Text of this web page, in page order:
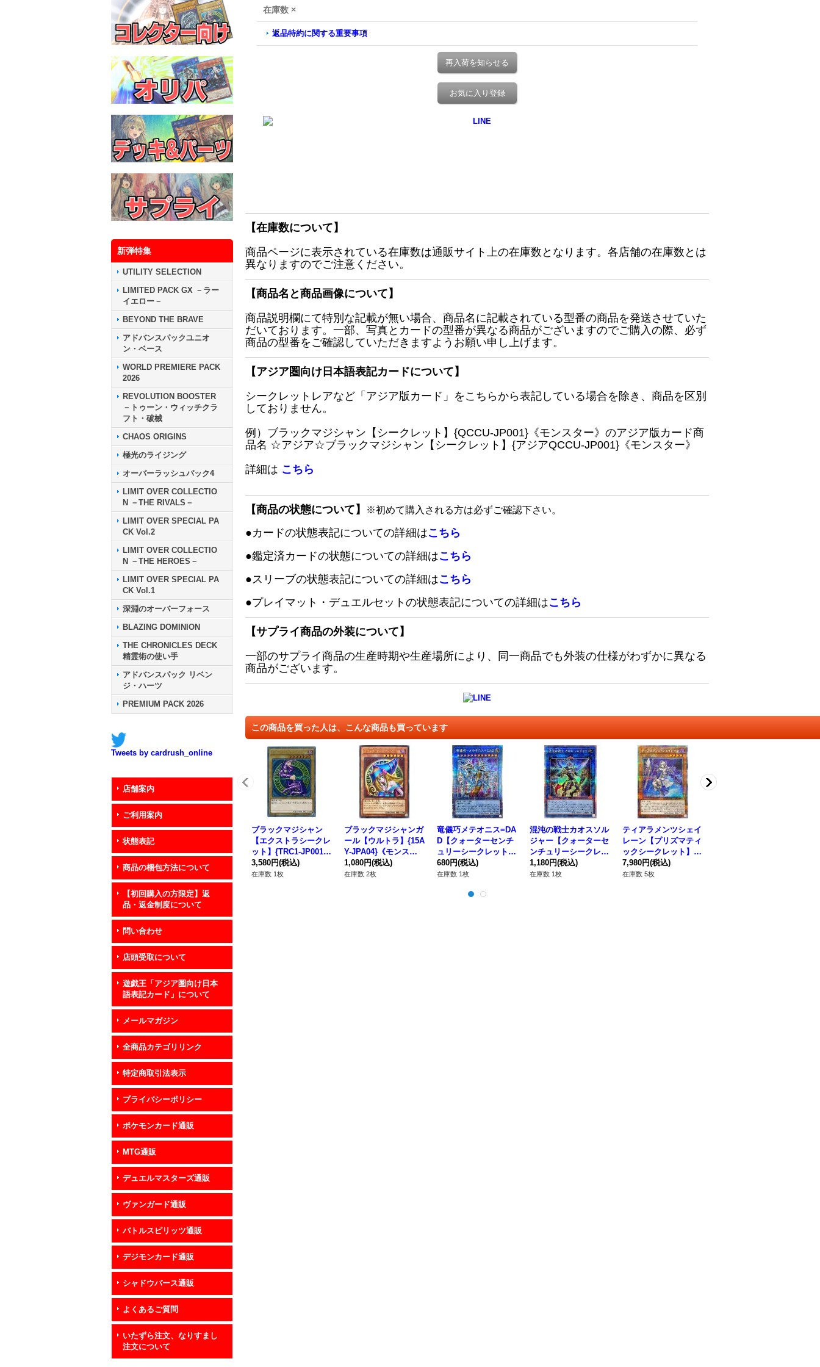
新弾特集
UTILITY SELECTION
LIMITED PACK GX －ラー
イエロー－
BEYOND THE BRAVE
アドバンスパックユニオ
ン・ベース
WORLD PREMIERE PACK
2026
REVOLUTION BOOSTER
－トゥーン・ウィッチクラ
フト・破械
CHAOS ORIGINS
極光のライジング
オーバーラッシュパック4
LIMIT OVER COLLECTIO
N －THE RIVALS－
LIMIT OVER SPECIAL PA
CK Vol.2
LIMIT OVER COLLECTIO
N －THE HEROES－
LIMIT OVER SPECIAL PA
CK Vol.1
深淵のオーバーフォース
BLAZING DOMINION
THE CHRONICLES DECK
精霊術の使い手
アドバンスパック リベン
ジ・ハーツ
PREMIUM PACK 2026
Tweets by cardrush_online
店舗案内
ご利用案内
状態表記
商品の梱包方法について
【初回購入の方限定】返
品・返金制度について
問い合わせ
店頭受取について
遊戯王「アジア圏向け日本
語表記カード」について
メールマガジン
全商品カテゴリリンク
特定商取引法表示
プライバシーポリシー
ポケモンカード通販
MTG通販
デュエルマスターズ通販
ヴァンガード通販
バトルスピリッツ通販
デジモンカード通販
シャドウバース通販
よくあるご質問
いたずら注文、なりすまし
注文について
在庫数 ×
返品特約に関する重要事項
再入荷を知らせる
お気に入り登録
【在庫数について】
商品ページに表示されている在庫数は通販サイト上の在庫数となります。各店舗の在庫数とは
異なりますのでご注意ください。
【商品名と商品画像について】
商品説明欄にて特別な記載が無い場合、商品名に記載されている型番の商品を発送させていた
だいております。一部、写真とカードの型番が異なる商品がございますのでご購入の際、必ず
商品の型番をご確認していただきますようお願い申し上げます。
【アジア圏向け日本語表記カードについて】
シークレットレアなど「アジア版カード」をこちらから表記している場合を除き、商品を区別
しておりません。
例）ブラックマジシャン【シークレット】{QCCU-JP001}《モンスター》のアジア版カード商
品名 ☆アジア☆ブラックマジシャン【シークレット】{アジアQCCU-JP001}《モンスター》
詳細は こちら
【商品の状態について】 ※初めて購入される方は必ずご確認下さい。
●カードの状態表記についての詳細はこちら
●鑑定済カードの状態についての詳細はこちら
●スリーブの状態表記についての詳細はこちら
●プレイマット・デュエルセットの状態表記についての詳細はこちら
【サプライ商品の外装について】
一部のサプライ商品の生産時期や生産場所により、同一商品でも外装の仕様がわずかに異なる
商品がございます。
この商品を買った人は、こんな商品も買っています
ブラックマジシャン
【エクストラシークレ
ット】{TRC1-JP001}
《モンスター》
3,580円(税込)
在庫数 1枚
ブラックマジシャンガ
ール【ウルトラ】{15A
Y-JPA04}《モンスタ
ー》
1,080円(税込)
在庫数 2枚
竜儀巧メテオニス=DA
D【クォーターセンチ
ュリーシークレット】
{INFO-JP032}《儀
式》
680円(税込)
在庫数 1枚
混沌の戦士カオスソル
ジャー【クォーターセ
ンチュリーシークレッ
ト】{QCDB-JP045}
《リンク》
1,180円(税込)
在庫数 1枚
ティアラメンツシェイ
レーン【プリズマティ
ックシークレット】{P
OTE-JP014}《モンス
ター》
7,980円(税込)
在庫数 5枚